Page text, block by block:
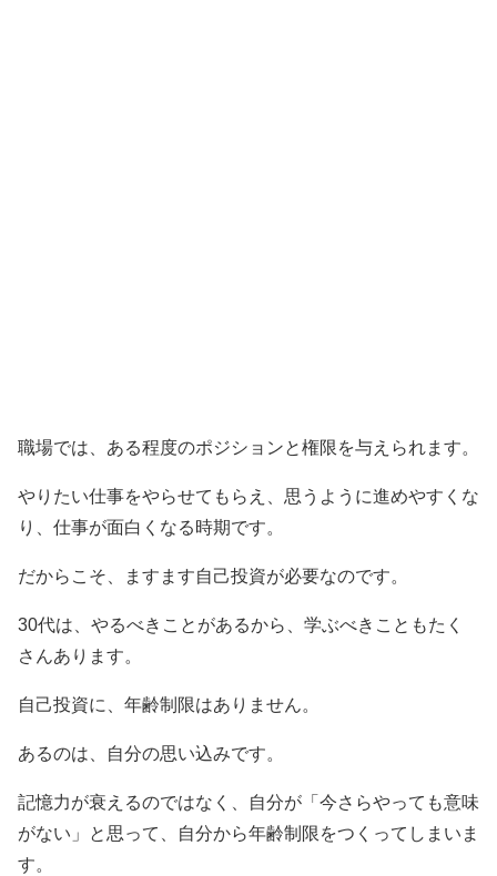
職場では、ある程度のポジションと権限を与えられます。
やりたい仕事をやらせてもらえ、思うように進めやすくな
り、仕事が面白くなる時期です。
だからこそ、ますます自己投資が必要なのです。
30代は、やるべきことがあるから、学ぶべきこともたく
さんあります。
自己投資に、年齢制限はありません。
あるのは、自分の思い込みです。
記憶力が衰えるのではなく、自分が「今さらやっても意味
がない」と思って、自分から年齢制限をつくってしまいま
す。